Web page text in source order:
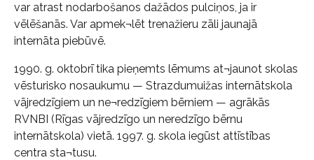
var atrast nodarbošanos dažādos pulciņos, ja ir
vēlēšanās. Var apmek¬lēt trenažieru zāli jaunajā
internāta piebūvē.
1990. g. oktobrī tika pieņemts lēmums at¬jaunot skolas
vēsturisko nosaukumu — Strazdumuižas internātskola
vājredzīgiem un ne¬redzīgiem bērniem — agrākās
RVNBI (Rīgas vājredzīgo un neredzīgo bērnu
internātskola) vietā. 1997. g. skola iegūst attīstības
centra sta¬tusu.